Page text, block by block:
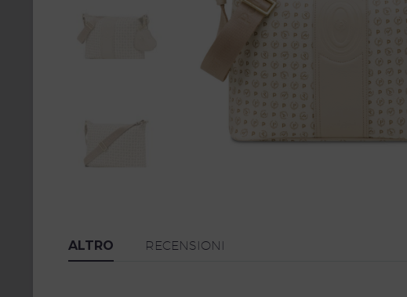
ALTRO RECENSIONI